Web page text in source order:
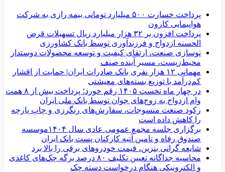
پرداخت خسارت ۵۰۰ میلیارد تومانی بیمه رازی به شرکت
هواپیمایی کارون
پرداخت افزون بر ۳۲ هزار میلیارد ریال تسهیلات قرض
الحسنه ازدواج و فرزندآوری توسط بانک کشاورزی
نوسازی صنعت، ارتقای کیفیت و توسعه محصولات دوستدار
محیط‌زیست، مسیر آینده صنف
مهمانی ۱۲ هزار نفری بانک صادرات ایران| حمایت از اقشار
کم‌درآمد با توزیع بسته‌های معیشتی
در چهار ماه نخست ۱۴۰۵ رقم خورد؛ پرداخت بیش از ۸ همت
وام ازدواج به زوج‌های جوان توسط بانک ملی ایران
رکود صنعت منسوجات، سفارش‌های رنگرزی و چاپ پارچه
را کاهش داده است
برگزاری جلسه مجمع عمومی عادی سال ۱۴۰۴موسسه
صندوق رفاه و تامین آتیه کارکنان پست بانک ایران
شایعه گرانی بنزین، قیمت خودروهای برقی را بالا برد
محاسبه جداگانه تعیین تکلیف ۸۰ درصد برگه چک‌های کاغذی
و الکترونیکی هنگام درخواست دسته چک